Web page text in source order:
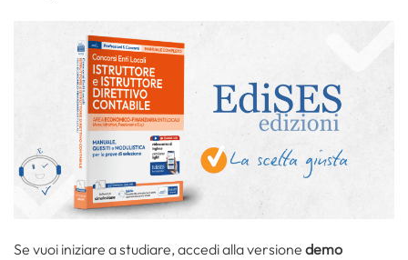
Se vuoi iniziare a studiare, accedi alla versione demo